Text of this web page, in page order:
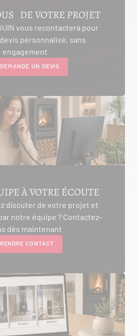
DE VOTRE PROJET
vous recontactera pour
personnalisé, sans
engagement
UN DEVIS
À VOTRE ÉCOUTE
discuter de votre projet et
notre équipe ? Contactez-
dès maintenant
CONTACT